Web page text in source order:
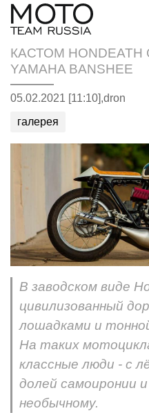
КАСТОМ
YAMAHA BANSHEE
05.02.2021 [11:10],dron
галерея
В заводском виде
цивилизованный
лошадками и
На таких
классные люди - с
долей самоиронии
необычному.